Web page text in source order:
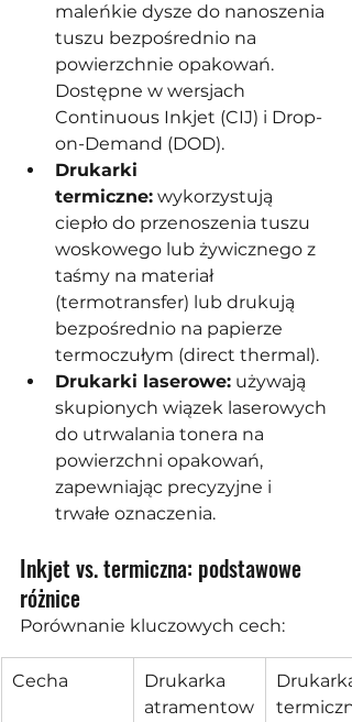
maleńkie dysze do nanoszenia
tuszu bezpośrednio na
powierzchnie opakowań.
Dostępne w wersjach
Continuous Inkjet (CIJ) i Drop-
on-Demand (DOD).
Drukarki
termiczne: wykorzystują
ciepło do przenoszenia tuszu
woskowego lub żywicznego z
taśmy na materiał
(termotransfer) lub drukują
bezpośrednio na papierze
termoczułym (direct thermal).
Drukarki laserowe: używają
skupionych wiązek laserowych
do utrwalania tonera na
powierzchni opakowań,
zapewniając precyzyjne i
trwałe oznaczenia.
Inkjet vs. termiczna: podstawowe
różnice
Porównanie kluczowych cech:
Cecha
Drukarka
atramentow
Drukarka